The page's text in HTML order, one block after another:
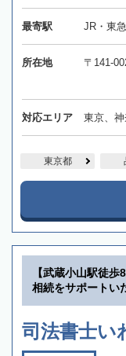
最寄駅 JR・東
所在地 〒141-
対応エリア 東京、
東京都
【武蔵小山駅徒
相続をサポートい
司法書士い